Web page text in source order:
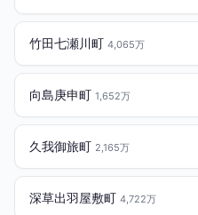
竹田七瀬川町 4,065万
向島庚申町 1,652万
久我御旅町 2,165万
深草出羽屋敷町 4,722万